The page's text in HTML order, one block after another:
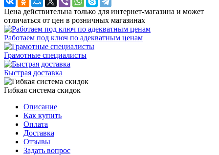
Цена действительна только для интернет-магазина и может
отличаться от цен в розничных магазинах
Работаем под ключ по адекватным ценам
Грамотные специалисты
Быстрая доставка
Гибкая система скидок
Описание
Как купить
Оплата
Доставка
Отзывы
Задать вопрос